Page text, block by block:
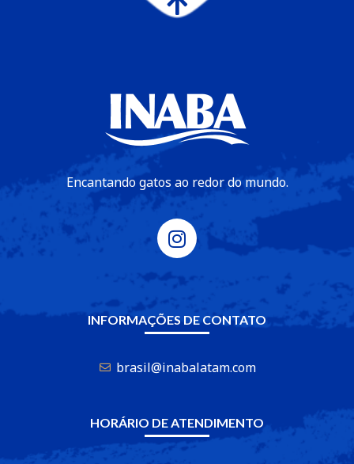
Encantando gatos ao redor do mundo.
INFORMAÇÕES DE CONTATO
brasil@inabalatam.com
HORÁRIO DE ATENDIMENTO